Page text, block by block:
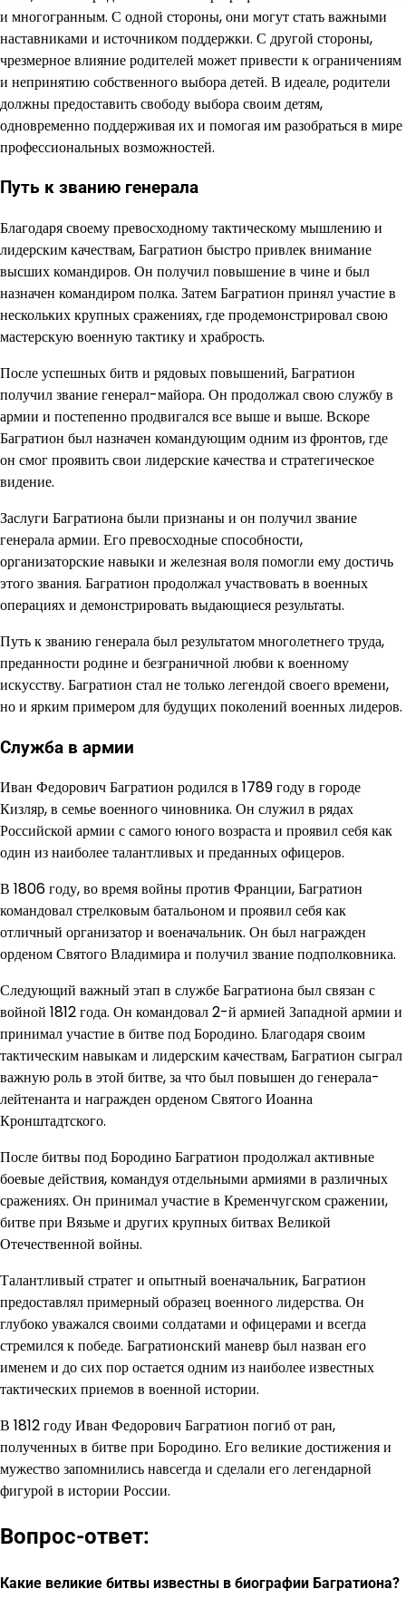
и многогранным. С одной стороны, они могут стать важными
наставниками и источником поддержки. С другой стороны,
чрезмерное влияние родителей может привести к ограничениям
и непринятию собственного выбора детей. В идеале, родители
должны предоставить свободу выбора своим детям,
одновременно поддерживая их и помогая им разобраться в мире
профессиональных возможностей.
Путь к званию генерала
Благодаря своему превосходному тактическому мышлению и
лидерским качествам, Багратион быстро привлек внимание
высших командиров. Он получил повышение в чине и был
назначен командиром полка. Затем Багратион принял участие в
нескольких крупных сражениях, где продемонстрировал свою
мастерскую военную тактику и храбрость.
После успешных битв и рядовых повышений, Багратион
получил звание генерал-майора. Он продолжал свою службу в
армии и постепенно продвигался все выше и выше. Вскоре
Багратион был назначен командующим одним из фронтов, где
он смог проявить свои лидерские качества и стратегическое
видение.
Заслуги Багратиона были признаны и он получил звание
генерала армии. Его превосходные способности,
организаторские навыки и железная воля помогли ему достичь
этого звания. Багратион продолжал участвовать в военных
операциях и демонстрировать выдающиеся результаты.
Путь к званию генерала был результатом многолетнего труда,
преданности родине и безграничной любви к военному
искусству. Багратион стал не только легендой своего времени,
но и ярким примером для будущих поколений военных лидеров.
Служба в армии
Иван Федорович Багратион родился в 1789 году в городе
Кизляр, в семье военного чиновника. Он служил в рядах
Российской армии с самого юного возраста и проявил себя как
один из наиболее талантливых и преданных офицеров.
В 1806 году, во время войны против Франции, Багратион
командовал стрелковым батальоном и проявил себя как
отличный организатор и военачальник. Он был награжден
орденом Святого Владимира и получил звание подполковника.
Следующий важный этап в службе Багратиона был связан с
войной 1812 года. Он командовал 2-й армией Западной армии и
принимал участие в битве под Бородино. Благодаря своим
тактическим навыкам и лидерским качествам, Багратион сыграл
важную роль в этой битве, за что был повышен до генерала-
лейтенанта и награжден орденом Святого Иоанна
Кронштадтского.
После битвы под Бородино Багратион продолжал активные
боевые действия, командуя отдельными армиями в различных
сражениях. Он принимал участие в Кременчугском сражении,
битве при Вязьме и других крупных битвах Великой
Отечественной войны.
Талантливый стратег и опытный военачальник, Багратион
предоставлял примерный образец военного лидерства. Он
глубоко уважался своими солдатами и офицерами и всегда
стремился к победе. Багратионский маневр был назван его
именем и до сих пор остается одним из наиболее известных
тактических приемов в военной истории.
В 1812 году Иван Федорович Багратион погиб от ран,
полученных в битве при Бородино. Его великие достижения и
мужество запомнились навсегда и сделали его легендарной
фигурой в истории России.
Вопрос-ответ:
Какие великие битвы известны в биографии Багратиона?